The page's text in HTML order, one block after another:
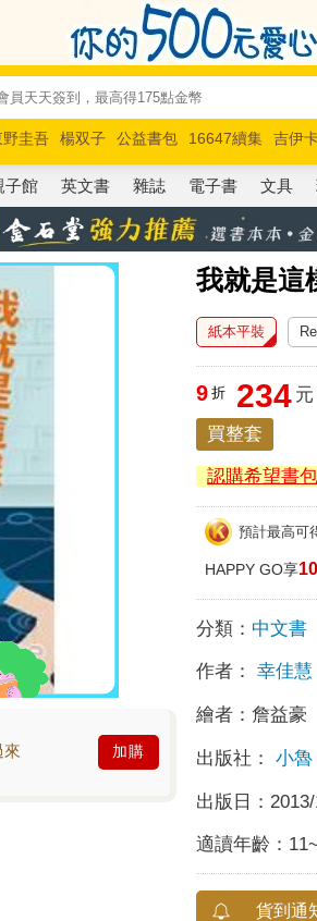
野圭吾 楊双子 公益書包 16647續集 吉伊
賽 路邊攤新作 馬斯克 玩具總動員5 超慢跑
子館 英文書 雜誌 電子書 文具
我就是這
加購
紙本平裝
9 折 234 元
買整套
認購希望書
預計最高可
HAPPY GO享
分類： 中文書
作者： 幸佳慧
繪者：詹益豪
出版社： 小魯
出版日：
適讀年齡：
貨到通